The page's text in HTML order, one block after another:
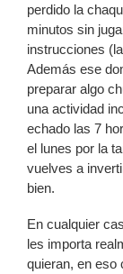
perdido la
minutos sin
instrucciones
Además ese
preparar algo
una actividad
echado las 7
el lunes por la
vuelves a
bien.
En cualquier
les importa
quieran, en eso